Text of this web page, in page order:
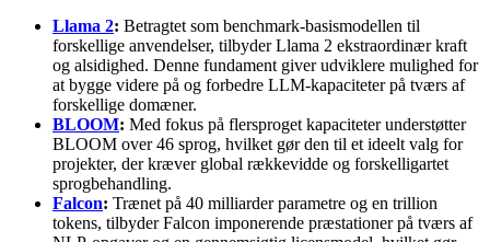
Llama 2: Betragtet som benchmark-basismodellen til
forskellige anvendelser, tilbyder Llama 2 ekstraordinær kraft
og alsidighed. Denne fundament giver udviklere mulighed for
at bygge videre på og forbedre LLM-kapaciteter på tværs af
forskellige domæner.
BLOOM: Med fokus på flersproget kapaciteter understøtter
BLOOM over 46 sprog, hvilket gør den til et ideelt valg for
projekter, der kræver global rækkevidde og forskelligartet
sprogbehandling.
Falcon: Trænet på 40 milliarder parametre og en trillion
tokens, tilbyder Falcon imponerende præstationer på tværs af